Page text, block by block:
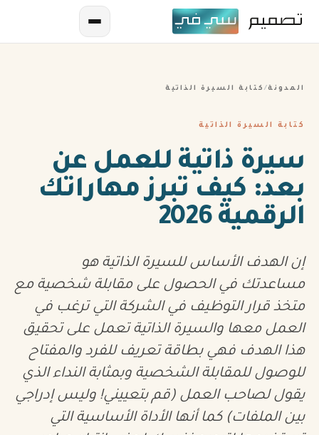
AR
IN
PT
TL
TR
المدونة/كتابة السيرة الذاتية
كتابة السيرة الذاتية
سيرة ذاتية للعمل عن
بعد: كيف تبرز مهاراتك
الرقمية 2026
إن الهدف الأساس للسيرة الذاتية هو
مساعدتك في الحصول على مقابلة شخصية مع
متخذ قرار التوظيف في الشركة التي ترغب في
العمل معها والسيرة الذاتية تعمل على تحقيق
هذا الهدف فهي بطاقة تعريف للفرد والمفتاح
للوصول للمقابلة الشخصية وبمثابة النداء الذي
يقول لصاحب العمل (قم بتعييني! وليس إدراجي
بين الملفات) كما أنها الأداة الأساسية التي